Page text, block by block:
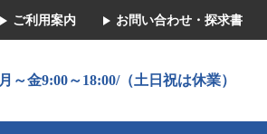
ご利用案内 お問い合わせ・探求書
月～金9:00～18:00/（土日祝は休業）